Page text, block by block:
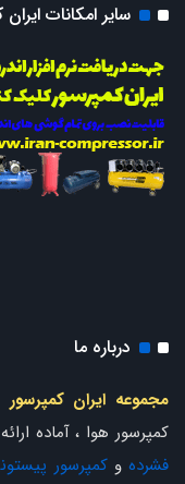
سایر امکانات
درباره ما
مجموعه ایران کمپرسور
کمپرسور هوا ، آماده
فشرده وکمپرسور